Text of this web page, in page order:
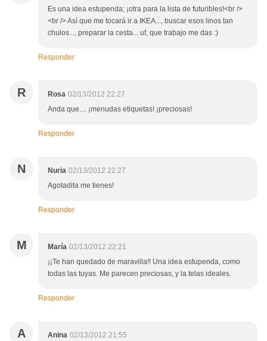
Es una idea estupenda; ¡otra para la lista de futuribles!<br />
<br /> Así que me tocará ir a IKEA..., buscar esos linos tan
chulos..., preparar la cesta... uf, que trabajo me das :)
Responder
R Rosa 02/13/2012 22:27
Anda que.... ¡menudas etiquetas! ¡preciosas!
Responder
N Nuria 02/13/2012 22:27
Agotadita me tienes!
Responder
M María 02/13/2012 22:21
¡¡Te han quedado de maravilla!! Una idea estupenda, como
todas las tuyas. Me parecen preciosas, y la telas ideales.
Responder
A Anina 02/13/2012 21:55